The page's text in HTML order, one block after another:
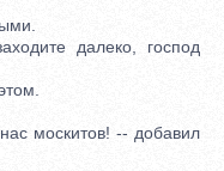
далеко, господ
москитов! -- добавил